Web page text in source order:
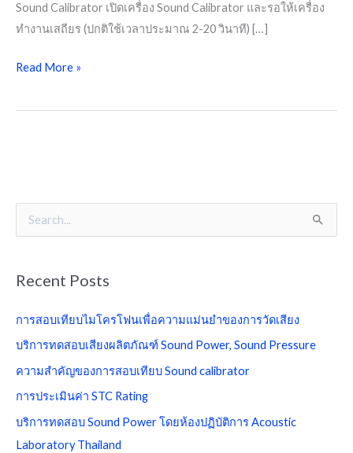
Sound Calibrator เปิดเครื่อง Sound Calibrator และรอให้เครื่อง
ทำงานเสถียร (ปกติใช้เวลาประมาณ 2-20 วินาที) […]
Read More »
c
:
Recent Posts
การสอบเทียบไมโครโฟนเพื่อความแม่นยำของการวัดเสียง
บริการทดสอบเสียงผลิตภัณฑ์ Sound Power, Sound Pressure
ความสำคัญของการสอบเทียบ Sound calibrator
การประเมินค่า STC Rating
บริการทดสอบ Sound Power โดยห้องปฏิบัติการ Acoustic
Laboratory Thailand